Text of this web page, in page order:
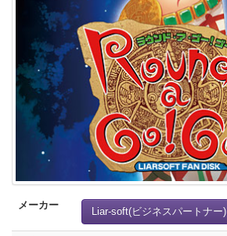
メーカー
Liar-soft(ビジネスパートナー)